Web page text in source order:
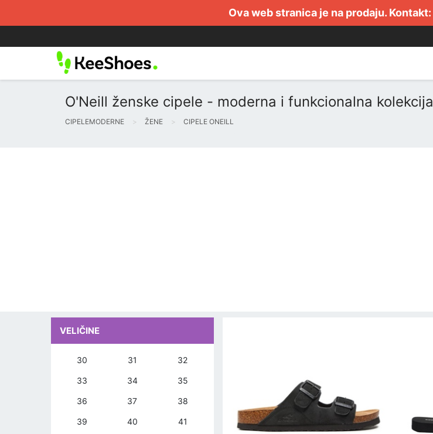
Ova web stranica je na prodaju. Kontakt:
O'Neill ženske cipele - moderna i funkcionalna kolekcija
CIPELEMODERNE ŽENE CIPELE ONEILL
VELIČINE
30 31 32
33 34 35
36 37 38
39 40 41